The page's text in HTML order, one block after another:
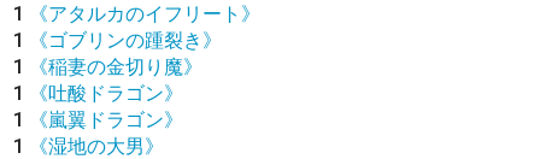
1
《アタルカのイフリート》
1
《ゴブリンの踵裂き》
1
《稲妻の金切り魔》
1
《吐酸ドラゴン》
1
《嵐翼ドラゴン》
1
《湿地の大男》